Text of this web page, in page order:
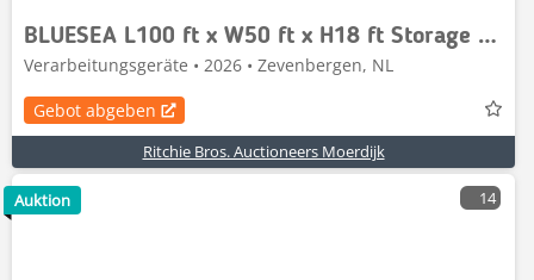
BLUESEA L100 ft x W50 ft x H18 ft Storage Building
Verarbeitungsgeräte • 2026 • Zevenbergen, NL
Gebot abgeben
Ritchie Bros. Auctioneers Moerdijk
14
Auktion